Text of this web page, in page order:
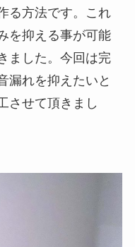
る方法です。これ
を抑える事が可能
ました。今回は完
漏れを抑えたいと
させて頂きまし